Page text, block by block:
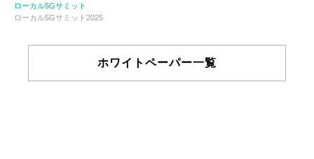
ローカル5Gサミット
ローカル5Gサミット2025
ホワイトペーパー一覧